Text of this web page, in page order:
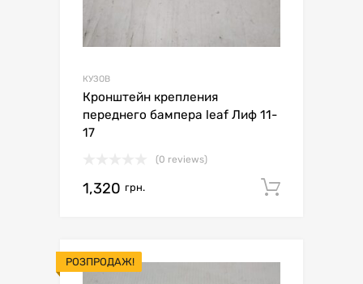
КУЗОВ
Кронштейн крепления
переднего бампера leaf Лиф 11-
17
(0 reviews)
1,320 грн.
РОЗПРОДАЖ!